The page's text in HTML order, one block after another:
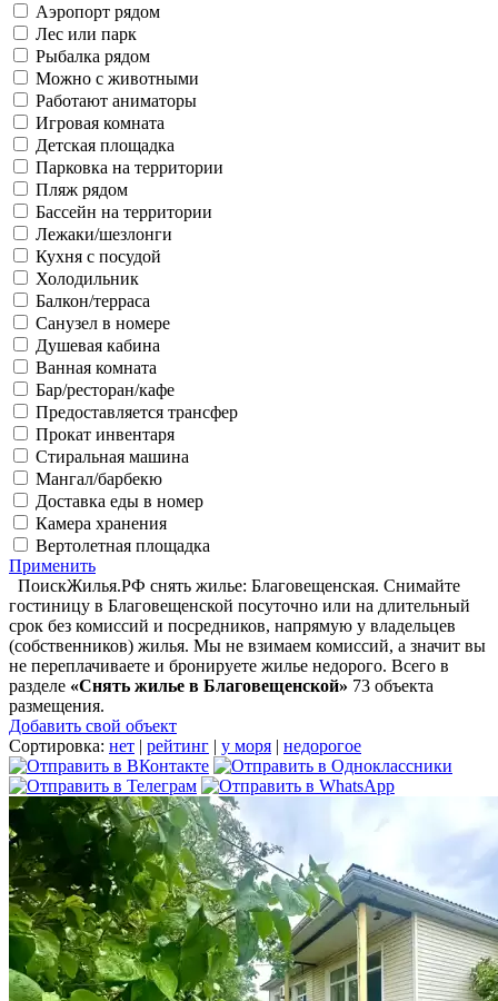
Аэропорт рядом
Лес или парк
Рыбалка рядом
Можно с животными
Работают аниматоры
Игровая комната
Детская площадка
Парковка на территории
Пляж рядом
Бассейн на территории
Лежаки/шезлонги
Кухня с посудой
Холодильник
Балкон/терраса
Санузел в номере
Душевая кабина
Ванная комната
Бар/ресторан/кафе
Предоставляется трансфер
Прокат инвентаря
Стиральная машина
Мангал/барбекю
Доставка еды в номер
Камера хранения
Вертолетная площадка
Применить
ПоискЖилья.РФ снять жилье: Благовещенская. Снимайте
гостиницу в Благовещенской посуточно или на длительный
срок без комиссий и посредников, напрямую у владельцев
(собственников) жилья. Мы не взимаем комиссий, а значит вы
не переплачиваете и бронируете жилье недорого. Всего в
разделе «Снять жилье в Благовещенской» 73 объекта
размещения.
Добавить свой объект
Сортировка: нет | рейтинг | у моря | недорогое